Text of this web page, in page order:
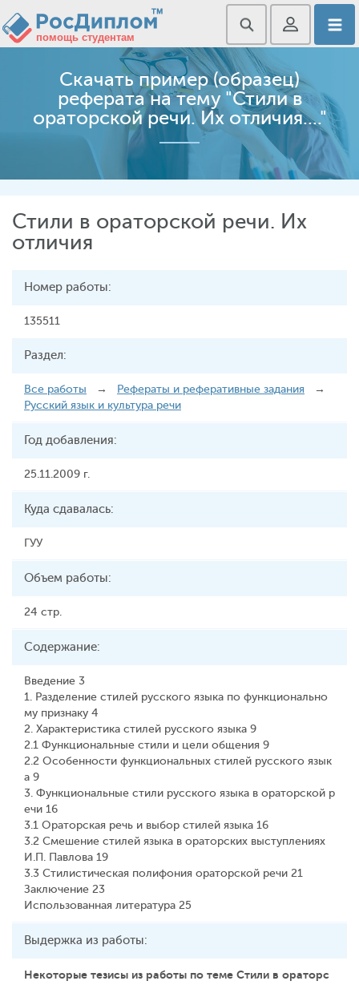
Скачать пример (образец)
реферата на тему "Стили в
ораторской речи. Их отличия...."
Стили в ораторской речи. Их
отличия
Номер работы:
135511
Раздел:
Все работы → Рефераты и реферативные задания →
Русский язык и культура речи
Год добавления:
25.11.2009 г.
Куда сдавалась:
ГУУ
Объем работы:
24 стр.
Содержание:
Введение 3
1. Разделение стилей русского языка по функционально
му признаку 4
2. Характеристика стилей русского языка 9
2.1 Функциональные стили и цели общения 9
2.2 Особенности функциональных стилей русского язык
а 9
3. Функциональные стили русского языка в ораторской р
ечи 16
3.1 Ораторская речь и выбор стилей языка 16
3.2 Смешение стилей языка в ораторских выступлениях
И.П. Павлова 19
3.3 Стилистическая полифония ораторской речи 21
Заключение 23
Использованная литература 25
Выдержка из работы:
Некоторые тезисы из работы по теме Стили в ораторс